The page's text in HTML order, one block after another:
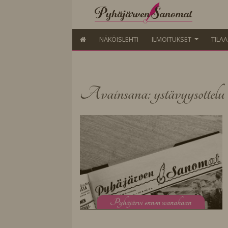
NÄKÖISLEHTI ILMOITUKSET
Avainsana: ystävyysottelu
Pyhäjärvi ennen wanahaan